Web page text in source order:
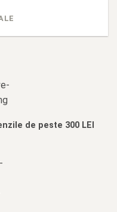
de peste 300 LEI